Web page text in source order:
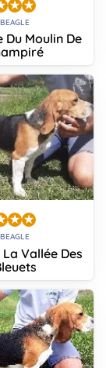
BEAGLE
Du Moulin De
BEAGLE
Vallée Des